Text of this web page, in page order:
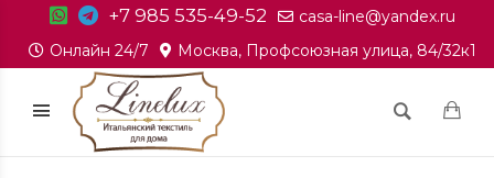
+7 985 535-49-52
casa-line@yandex.ru
Онлайн 24/7
Москва, Профсоюзная улица, 84/32к1